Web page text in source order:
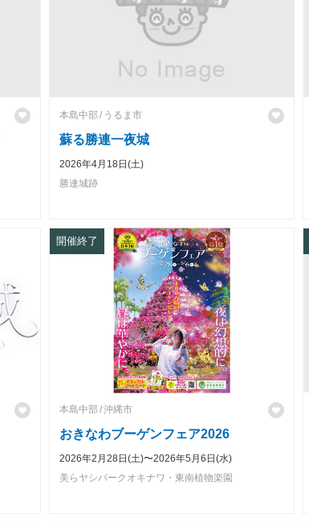
本島中部 うるま市
蘇る勝連一夜城
2026年4月18日(土)
勝連城跡
開催終了
本島中部 沖縄市
おきなわブーゲンフェア2026
2026年2月28日(土)〜2026年5月6日(水)
美らヤシパークオキナワ・東南植物楽園